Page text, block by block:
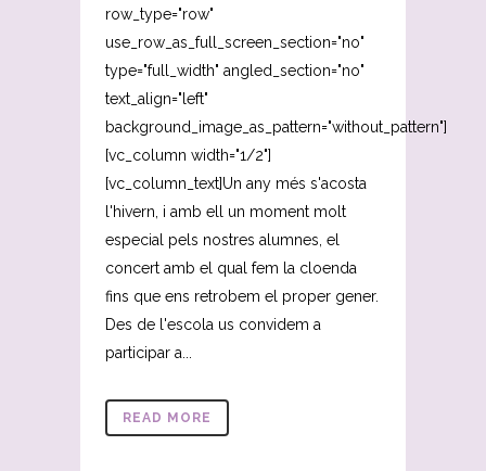
row_type="row"
use_row_as_full_screen_section="no"
type="full_width" angled_section="no"
text_align="left"
background_image_as_pattern="without_pattern"]
[vc_column width="1/2"]
[vc_column_text]Un any més s'acosta
l'hivern, i amb ell un moment molt
especial pels nostres alumnes, el
concert amb el qual fem la cloenda
fins que ens retrobem el proper gener.
Des de l'escola us convidem a
participar a...
READ MORE